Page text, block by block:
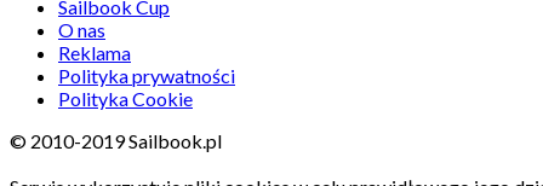
Sailbook Cup
O nas
Reklama
Polityka prywatności
Polityka Cookie
© 2010-2019 Sailbook.pl